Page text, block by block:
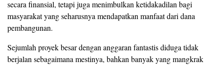
secara finansial, tetapi juga menimbulkan ketidakadilan bagi
masyarakat yang seharusnya mendapatkan manfaat dari dana
pembangunan.
Sejumlah proyek besar dengan anggaran fantastis diduga tidak
berjalan sebagaimana mestinya, bahkan banyak yang mangkrak